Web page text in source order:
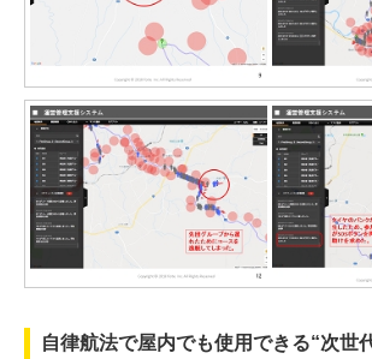
自律航法で屋内でも使用できる“次世